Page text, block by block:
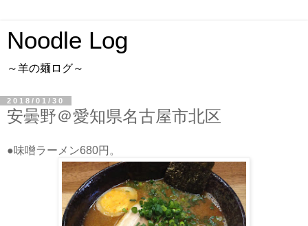
Noodle Log
～羊の麺ログ～
2018/01/30
安曇野＠愛知県名古屋市北区
●味噌ラーメン680円。